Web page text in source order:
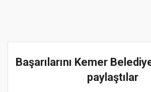
Başarılarını Kemer
paylaştılar